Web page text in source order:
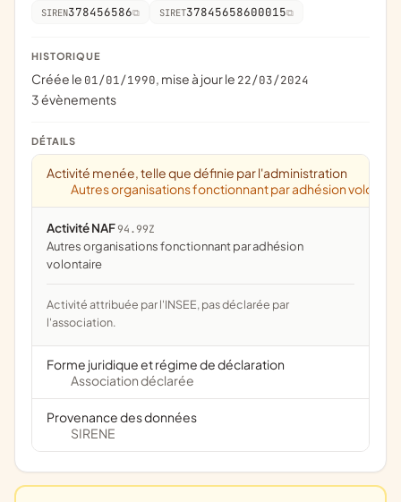
SIREN378456586 SIRET37845658600015
HISTORIQUE
Créée le 01/01/1990, mise à jour le 22/03/2024
3 évènements
DÉTAILS
Activité menée, telle que définie par l'administration
Autres organisations fonctionnant par adhésion
Activité NAF94.99Z
Autres organisations fonctionnant par adhésion
volontaire
Activité attribuée par l'INSEE, pas déclarée par
l'association.
Forme juridique et régime de déclaration
Association déclarée
Provenance des données
SIRENE